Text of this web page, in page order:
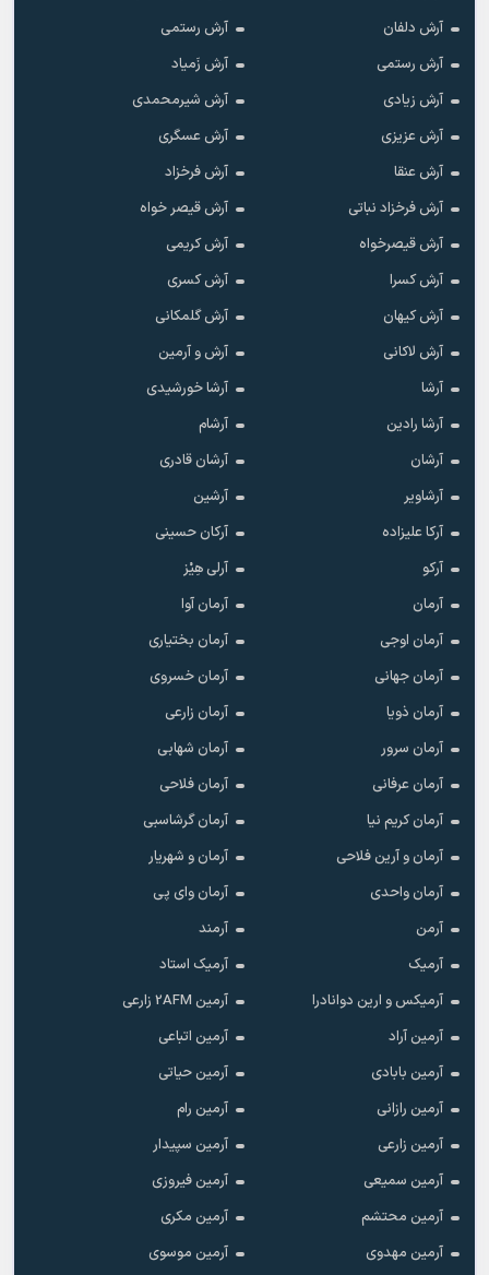
آرش دلفان
آرش رستمى
آرش رستمی
آرش زَمیاد
آرش زیادی
آرش شیرمحمدی
آرش عزیزی
آرش عسگری
آرش عنقا
آرش فرخزاد
آرش فرخزاد نباتی
آرش قیصر خواه
آرش قیصرخواه
آرش کریمی
آرش کسرا
آرش کسری
آرش کیهان
آرش گلمکانی
آرش لاکانی
آرش و آرمین
آرشا
آرشا خورشیدی
آرشا رادین
آرشام
آرشان
آرشان قادری
آرشاویر
آرشین
آرکا علیزاده
آرکان حسینی
آرکو
آرلی هِیْز
آرمان
آرمان آوا
آرمان اوجی
آرمان بختیاری
آرمان جهانی
آرمان خسروی
آرمان ذویا
آرمان زارعی
آرمان سرور
آرمان شهابی
آرمان عرفانی
آرمان فلاحی
آرمان کریم نیا
آرمان گرشاسبی
آرمان و آرین فلاحی
آرمان و شهریار
آرمان واحدی
آرمان وای پی
آرمن
آرمند
آرمیک
آرمیک استاد
آرمیکس و ارین دوانادرا
آرمین 2AFM زارعی
آرمین آراد
آرمین اتباعی
آرمین بابادی
آرمین حیاتی
آرمین رازانی
آرمین رام
آرمین زارعی
آرمین سپیدار
آرمین سمیعی
آرمین فیروزی
آرمین محتشم
آرمین مکری
آرمین مهدوی
آرمین موسوی